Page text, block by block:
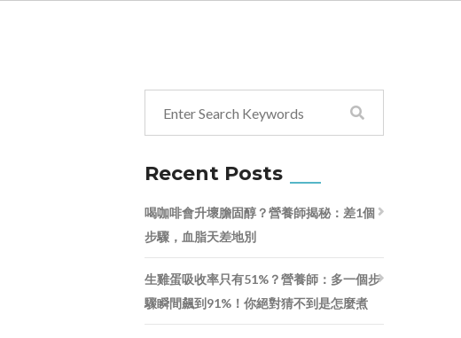
Recent Posts
喝咖啡會升壞膽固醇？營養師揭秘：差1個
步驟，血脂天差地別
生雞蛋吸收率只有51%？營養師：多一個步
驟瞬間飆到91%！你絕對猜不到是怎麼煮